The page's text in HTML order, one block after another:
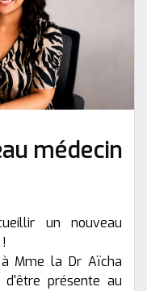
médecin
un nouveau
Mme la Dr Aïcha
présente au